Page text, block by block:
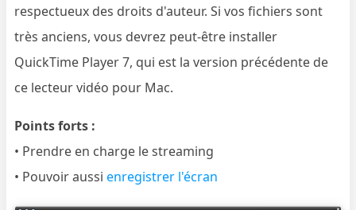
respectueux des droits d'auteur. Si vos fichiers sont
très anciens, vous devrez peut-être installer
QuickTime Player 7, qui est la version précédente de
ce lecteur vidéo pour Mac.
Points forts :
• Prendre en charge le streaming
• Pouvoir aussienregistrer l'écran